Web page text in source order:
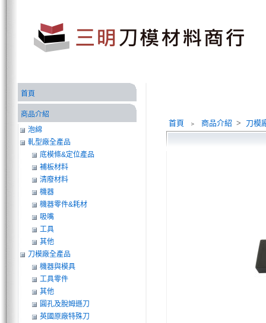
首頁 ﹥ 商品介紹 > 刀模
首頁
商品介紹
泡綿
軋型廠全產品
底模條&定位產品
補板材料
清廢材料
機器
機器零件&耗材
吸嘴
工具
其他
刀模廠全產品
機器與模具
工具零件
其他
圓孔及脫姆遜刀
英國原廠特殊刀